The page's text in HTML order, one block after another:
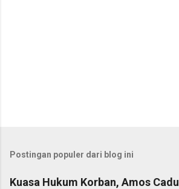
Postingan populer dari blog ini
Kuasa Hukum Korban, Amos Cadu